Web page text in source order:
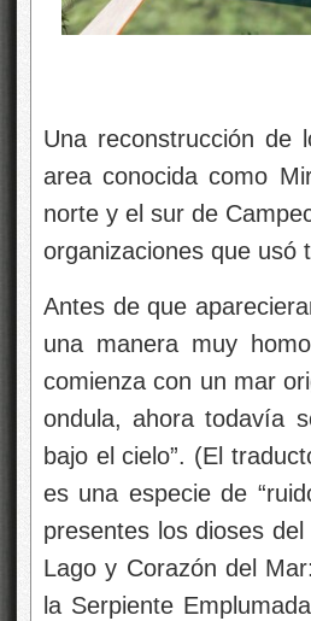
Una reconstrucción de
area conocida como
norte y el sur de
organizaciones que usó
Antes de que
una manera muy
comienza con un mar
ondula, ahora todavía
bajo el cielo”. (El
es una especie de
presentes los dioses
Lago y Corazón del
la Serpiente